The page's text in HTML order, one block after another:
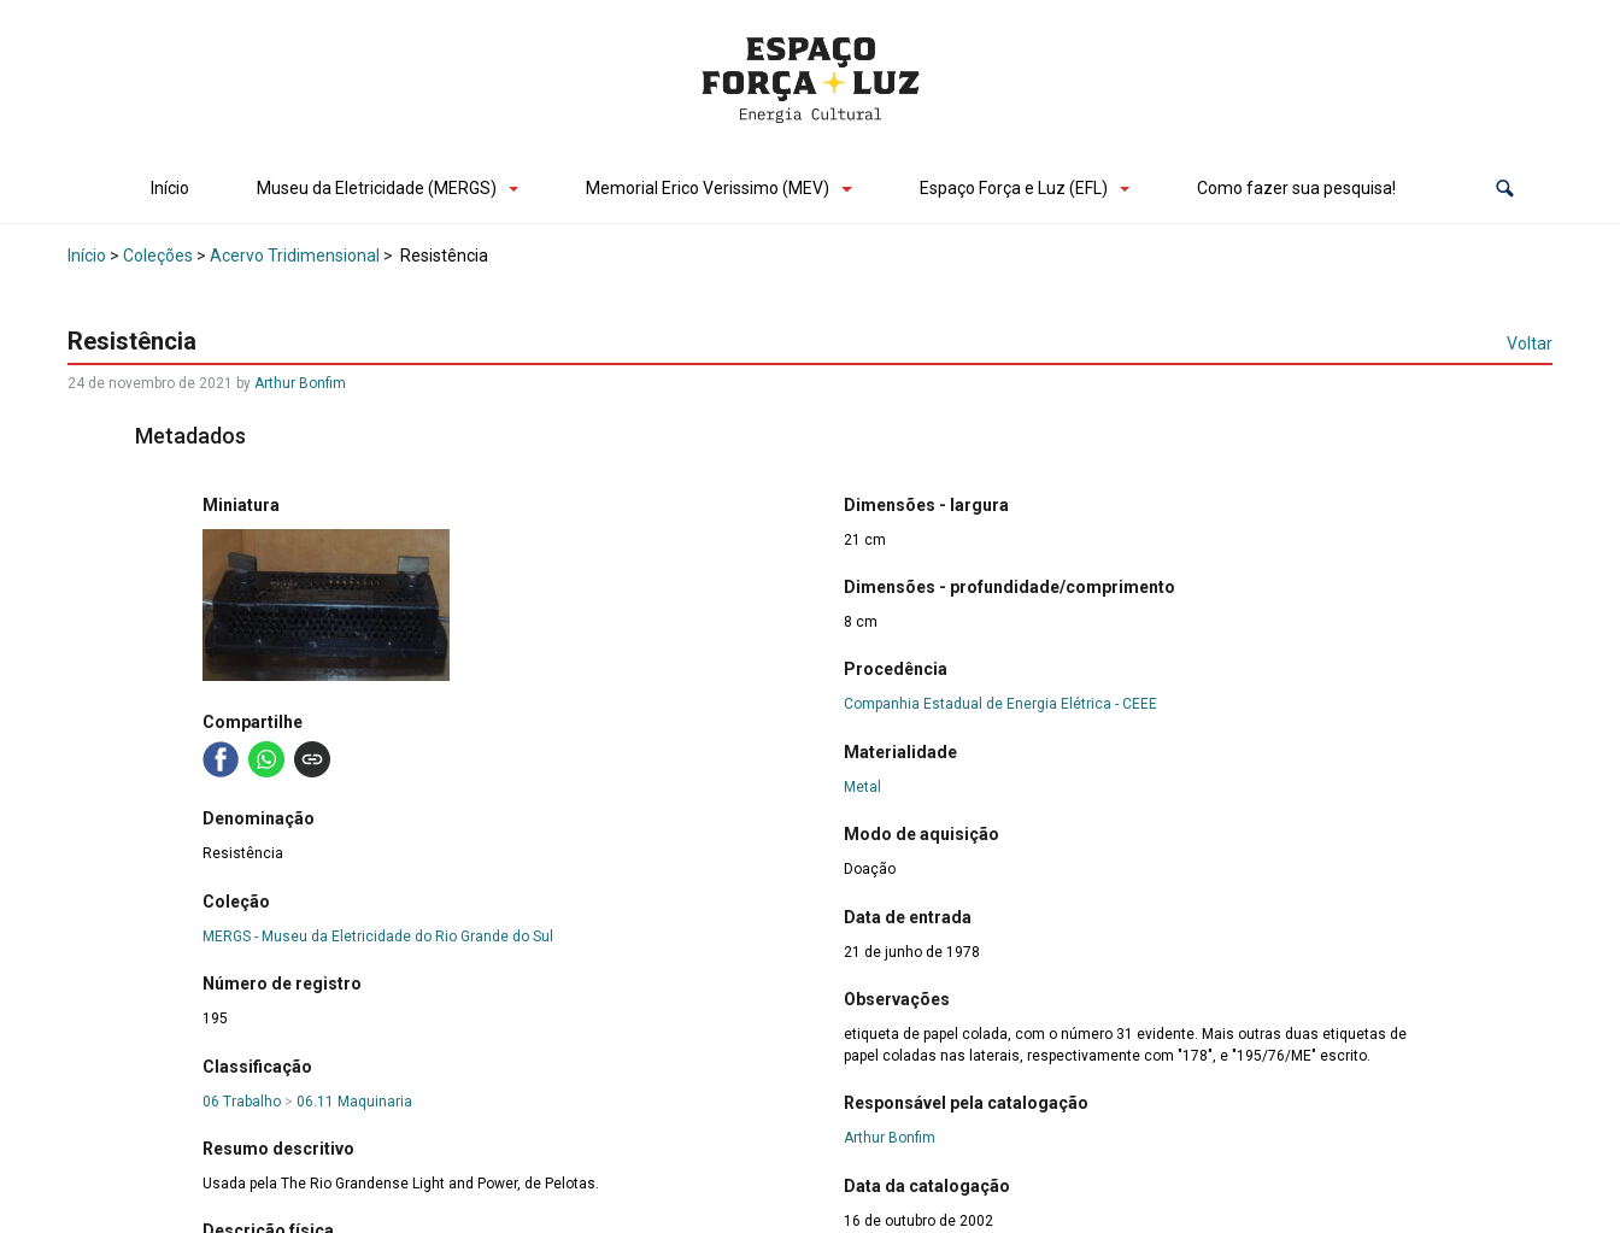
Início Museu da Eletricidade (MERGS) Memorial Erico Verissimo (MEV) Espaço Força e Luz (EFL) Como fazer sua pesquisa!
Início > Coleções > Acervo Tridimensional > Resistência
Resistência Voltar
24 de novembro de 2021 by Arthur Bonfim
Metadados
Miniatura
Compartilhe
Denominação
Resistência
Coleção
MERGS - Museu da Eletricidade do Rio Grande do Sul
Número de registro
195
Classificação
06 Trabalho > 06.11 Maquinaria
Resumo descritivo
Usada pela The Rio Grandense Light and Power, de Pelotas.
Dimensões - largura
21 cm
Dimensões - profundidade/comprimento
8 cm
Procedência
Companhia Estadual de Energia Elétrica - CEEE
Materialidade
Metal
Modo de aquisição
Doação
Data de entrada
21 de junho de 1978
Observações
etiqueta de papel colada, com o número 31 evidente. Mais outras duas etiquetas de
papel coladas nas laterais, respectivamente com "178", e "195/76/ME" escrito.
Responsável pela catalogação
Arthur Bonfim
Data da catalogação
16 de outubro de 2002